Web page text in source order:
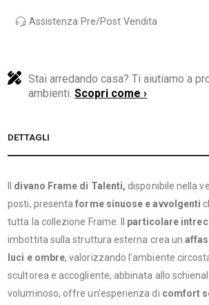
Assistenza Pre/Post Vendita
Stai arredando casa? Ti aiutiamo a
ambienti.Scopri come ›
DETTAGLI
divano Frame di Talenti, disponibile nella
posti, presentaforme sinuose e avvolgenti
tutta la collezione Frame. Il particolare
imbottita sulla struttura esterna crea un
luci e ombre, valorizzando l’ambiente
scultorea e accogliente, abbinata allo
voluminoso, offre un’esperienza di comfort